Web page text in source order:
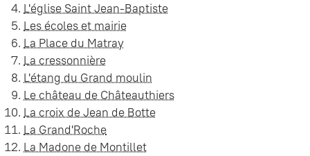
L'église Saint Jean-Baptiste
Les écoles et mairie
La Place du Matray
La cressonnière
L'étang du Grand moulin
Le château de Châteauthiers
La croix de Jean de Botte
La Grand'Roche
La Madone de Montillet